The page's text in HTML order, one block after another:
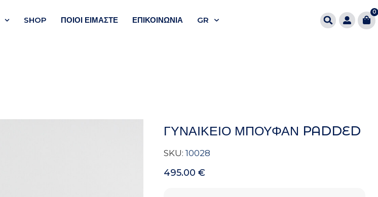
SHOP ΠΟΙΟΙ ΕΊΜΑΣΤΕ ΕΠΙΚΟΙΝΩΝΊΑ GR
0
ΓΥΝΑΙΚΕΙΟ ΜΠΟΥΦΑΝ PADDED
SKU: 10028
495.00 €